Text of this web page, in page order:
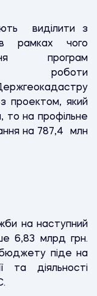
виділити з
рамках чого
програм
роботи
проектом, який
то на профільне
на 787,4 млн
на наступний
6,83 млрд грн.
піде на
та діяльності